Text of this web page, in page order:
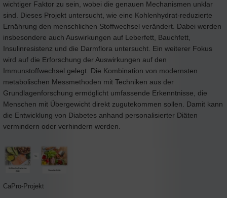
wichtiger Faktor zu sein, wobei die genauen Mechanismen unklar
sind. Dieses Projekt untersucht, wie eine Kohlenhydrat-reduzierte
Ernährung den menschlichen Stoffwechsel verändert. Dabei werden
insbesondere auch Auswirkungen auf Leberfett, Bauchfett,
Insulinresistenz und die Darmflora untersucht. Ein weiterer Fokus
wird auf die Erforschung der Auswirkungen auf den
Immunstoffwechsel gelegt. Die Kombination von modernsten
metabolischen Messmethoden mit Techniken aus der
Grundlagenforschung ermöglicht umfassende Erkenntnisse, die
Menschen mit Übergewicht direkt zugutekommen sollen. Damit kann
die Entwicklung von Diabetes anhand personalisierter Diäten
vermindern oder verhindern werden.
CaPro-Projekt